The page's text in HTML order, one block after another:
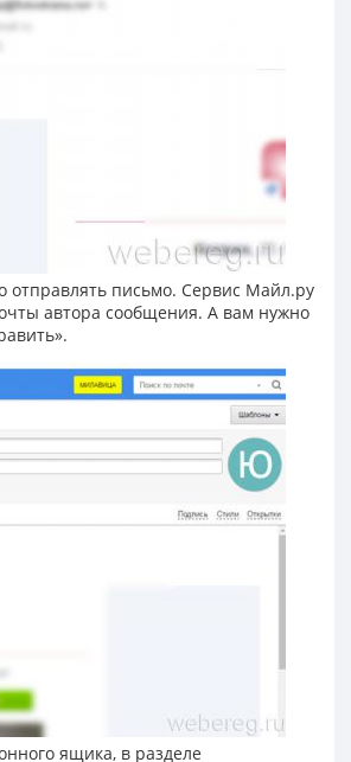
отправлять письмо. Сервис Майл.ру
автора сообщения. А вам нужно
ящика, в разделе